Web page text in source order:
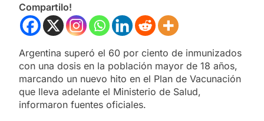
Compartilo!
Argentina superó el 60 por ciento de inmunizados
con una dosis en la población mayor de 18 años,
marcando un nuevo hito en el Plan de Vacunación
que lleva adelante el Ministerio de Salud,
informaron fuentes oficiales.